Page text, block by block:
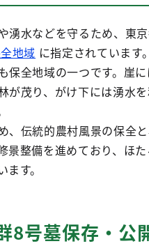
湧水などを守るため、東
地域 に指定されています
全地域の一つです。崖に
が茂り、がけ下には湧水
、伝統的農村風景の保全
景整備を進めており、ほ
す。
8号墓保存・公